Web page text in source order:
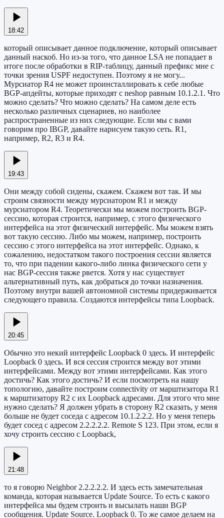
18:42
который описывает данное подключение, который описывает
данный наскоб. Но из-за того, что данное LSA не попадает в
итоге после обработки в RIP-таблицу, данный префикс мне с
точки зрения USPF недоступен. Поэтому я не могу...
Мурсиатор R4 не может проинсталлировать к себе любые
BGP-апдейты, которые приходят с neshop равным 10.1.2.1. Что
можно сделать? Что можно сделать? На самом деле есть
несколько различных сценариев, но наиболее
распространенные из них следующие. Если мы с вами
говорим про IBGP, давайте нарисуем такую сеть. R1,
например, R2, R3 и R4.
19:43
Они между собой сидены, скажем. Скажем вот так. И мы
строим связности между мурсиатором R1 и между
мурсиатором R4. Теоретически мы можем построить BGP-
сессию, которая строится, например, с этого физического
интерфейса на этот физический интерфейс. Мы можем взять
вот такую сессию. Либо мы можем, например, построить
сессию с этого интерфейса на этот интерфейс. Однако, к
сожалению, недостатком такого построения сессии является
то, что при падении какого-либо линка физического сети у
нас BGP-сессия также рвется. Хотя у нас существует
альтернативный путь, как добраться до точки назначения.
Поэтому внутри вашей автономной системы придерживается
следующего правила. Создаются интерфейсы типа Loopback.
20:45
Обычно это некий интерфейс Loopback 0 здесь. И интерфейс
Loopback 0 здесь. И вся сессия строится между вот этими
интерфейсами. Между вот этими интерфейсами. Как этого
достичь? Как этого достичь? И если посмотреть на нашу
топологию, давайте построим connectivity от марштизатора R1
к марштизатору R2 с их Loopback адресами. Для этого что мне
нужно сделать? Я должен убрать в сторону R2 сказать, у меня
больше не будет соседа с адресом 10.1.2.2.2. Но у меня теперь
будет сосед с адресом 2.2.2.2.2. Remote S 123. При этом, если я
хочу строить сессию с Loopback,
21:48
то я говорю Neighbor 2.2.2.2.2. И здесь есть замечательная
команда, которая называется Update Source. То есть с какого
интерфейса мы будем строить и высылать наши BGP
сообщения. Update Source. Loopback 0. То же самое делаем на